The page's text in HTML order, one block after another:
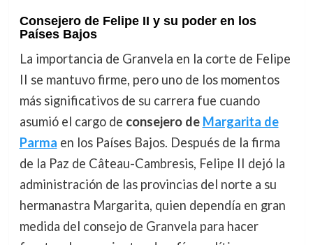
Consejero de Felipe II y su poder en los
Países Bajos
La importancia de Granvela en la corte de Felipe
II se mantuvo firme, pero uno de los momentos
más significativos de su carrera fue cuando
asumió el cargo de consejero de Margarita de
Parma en los Países Bajos. Después de la firma
de la Paz de Câteau-Cambresis, Felipe II dejó la
administración de las provincias del norte a su
hermanastra Margarita, quien dependía en gran
medida del consejo de Granvela para hacer